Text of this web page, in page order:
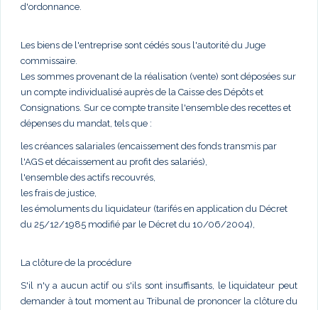
d'ordonnance.
Les biens de l'entreprise sont cédés sous l'autorité du Juge
commissaire.
Les sommes provenant de la réalisation (vente) sont déposées sur
un compte individualisé auprès de la Caisse des Dépôts et
Consignations. Sur ce compte transite l'ensemble des recettes et
dépenses du mandat, tels que :
les créances salariales (encaissement des fonds transmis par
l'AGS et décaissement au profit des salariés),
l'ensemble des actifs recouvrés,
les frais de justice,
les émoluments du liquidateur (tarifés en application du Décret
du 25/12/1985 modifié par le Décret du 10/06/2004),
La clôture de la procédure
S'il n'y a aucun actif ou s'ils sont insuffisants, le liquidateur peut
demander à tout moment au Tribunal de prononcer la clôture du